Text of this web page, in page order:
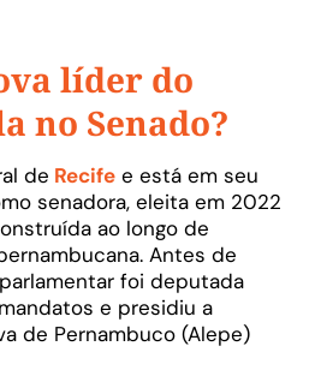
líder do
no Senado?
de Recife e está em seu
senadora, eleita em 2022
ao longo de
Antes de
foi deputada
e presidiu a
de Pernambuco (Alepe)